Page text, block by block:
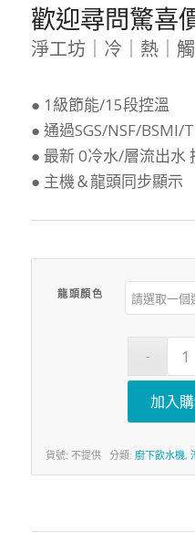
歡迎尋問驚喜
淨工坊｜冷｜熱｜
● 1級節能/15段控溫
● 通過SGS/NSF/BSMI/
● 最新 0冷水/層流出水
● 主機＆龍頭同步顯示
龍頭顏色
加入
貨號: 不提供 分類: 廚下飲水機,